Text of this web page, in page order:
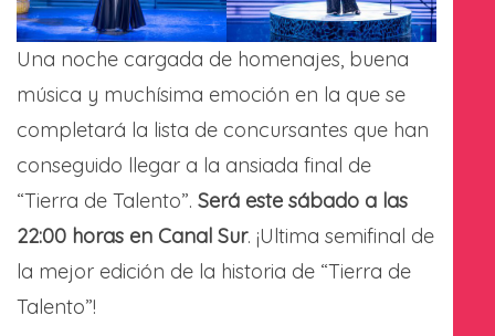
Una noche cargada de homenajes, buena
música y muchísima emoción en la que se
completará la lista de concursantes que han
conseguido llegar a la ansiada final de
“Tierra de Talento”. Será este sábado a las
22:00 horas en Canal Sur. ¡Ultima semifinal de
la mejor edición de la historia de “Tierra de
Talento”!